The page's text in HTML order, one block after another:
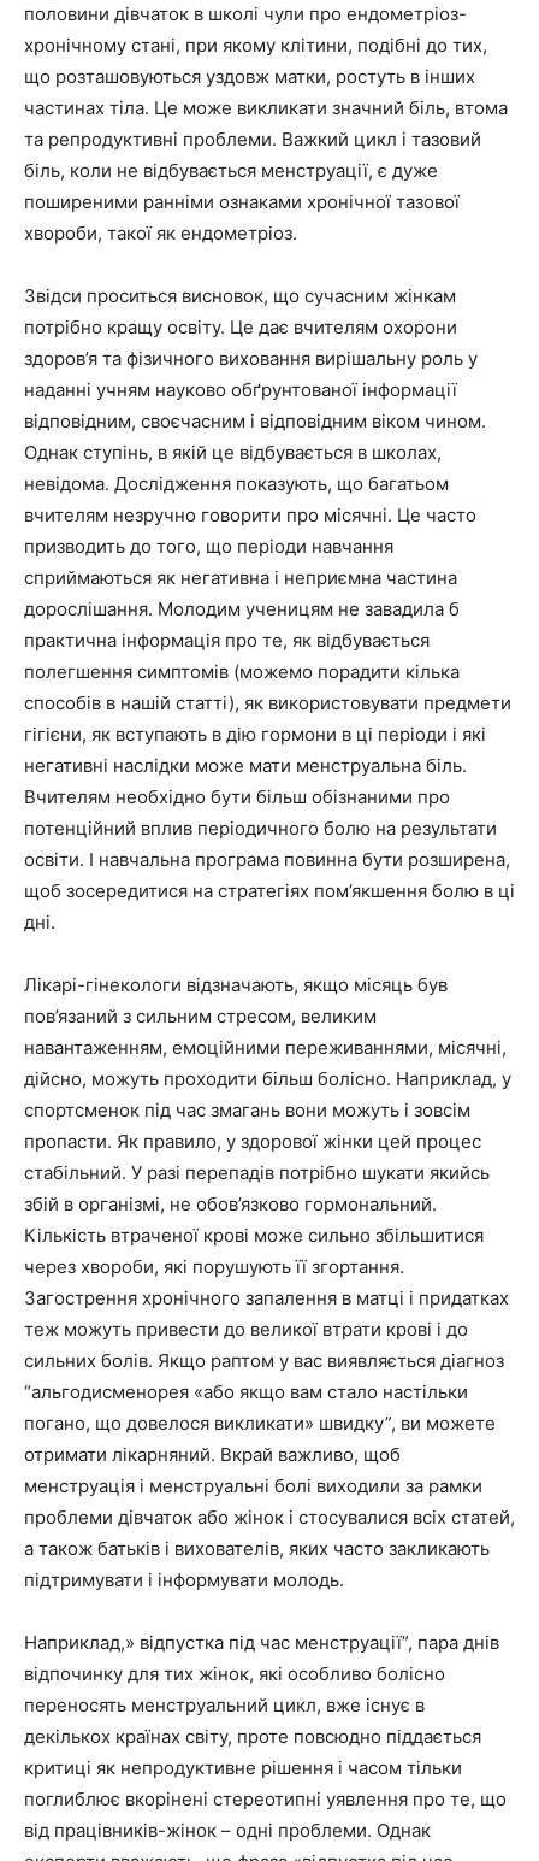
половини дівчаток в школі чули про ендометріоз-
хронічному стані, при якому клітини, подібні до тих,
що розташовуються уздовж матки, ростуть в інших
частинах тіла. Це може викликати значний біль, втома
та репродуктивні проблеми. Важкий цикл і тазовий
біль, коли не відбувається менструації, є дуже
поширеними ранніми ознаками хронічної тазової
хвороби, такої як ендометріоз.
Звідси проситься висновок, що сучасним жінкам
потрібно кращу освіту. Це дає вчителям охорони
здоров’я та фізичного виховання вирішальну роль у
наданні учням науково обґрунтованої інформації
відповідним, своєчасним і відповідним віком чином.
Однак ступінь, в якій це відбувається в школах,
невідома. Дослідження показують, що багатьом
вчителям незручно говорити про місячні. Це часто
призводить до того, що періоди навчання
сприймаються як негативна і неприємна частина
дорослішання. Молодим ученицям не завадила б
практична інформація про те, як відбувається
полегшення симптомів (можемо порадити кілька
способів в нашій статті), як використовувати предмети
гігієни, як вступають в дію гормони в ці періоди і які
негативні наслідки може мати менструальна біль.
Вчителям необхідно бути більш обізнаними про
потенційний вплив періодичного болю на результати
освіти. І навчальна програма повинна бути розширена,
щоб зосередитися на стратегіях пом’якшення болю в ці
дні.
Лікарі-гінекологи відзначають, якщо місяць був
пов’язаний з сильним стресом, великим
навантаженням, емоційними переживаннями, місячні,
дійсно, можуть проходити більш болісно. Наприклад, у
спортсменок під час змагань вони можуть і зовсім
пропасти. Як правило, у здорової жінки цей процес
стабільний. У разі перепадів потрібно шукати якийсь
збій в організмі, не обов’язково гормональний.
Кількість втраченої крові може сильно збільшитися
через хвороби, які порушують її згортання.
Загострення хронічного запалення в матці і придатках
теж можуть привести до великої втрати крові і до
сильних болів. Якщо раптом у вас виявляється діагноз
“альгодисменорея «або якщо вам стало настільки
погано, що довелося викликати» швидку”, ви можете
отримати лікарняний. Вкрай важливо, щоб
менструація і менструальні болі виходили за рамки
проблеми дівчаток або жінок і стосувалися всіх статей,
а також батьків і вихователів, яких часто закликають
підтримувати і інформувати молодь.
Наприклад,» відпустка під час менструації”, пара днів
відпочинку для тих жінок, які особливо болісно
переносять менструальний цикл, вже існує в
декількох країнах світу, проте повсюдно піддається
критиці як непродуктивне рішення і часом тільки
поглиблює вкорінені стереотипні уявлення про те, що
від працівників-жінок – одні проблеми. Однак